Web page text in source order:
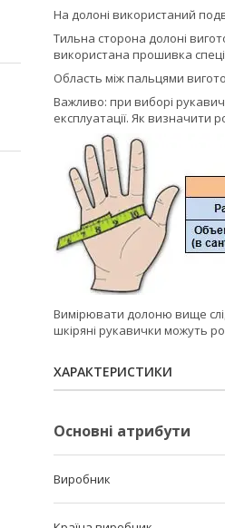
На долоні використаний
Тильна сторона долоні
використана прошивка
Область між пальцями
Важливо: при виборі
експлуатації. Як визначити
Вимірювати долоню вище
шкіряні рукавички можуть
ХАРАКТЕРИСТИКИ
Основні атрибути
Виробник